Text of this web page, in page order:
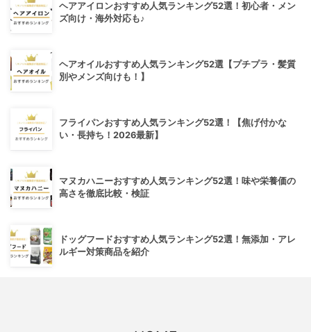
ヘアアイロンおすすめ人気ランキング52選！初心者・メン
ズ向け・海外対応も♪
ヘアオイルおすすめ人気ランキング52選【プチプラ・髪質
別やメンズ向けも！】
フライパンおすすめ人気ランキング52選！【焦げ付かな
い・長持ち！2026最新】
マヌカハニーおすすめ人気ランキング52選！味や栄養価の
高さを徹底比較・検証
ドッグフードおすすめ人気ランキング52選！無添加・アレ
ルギー対策商品を紹介